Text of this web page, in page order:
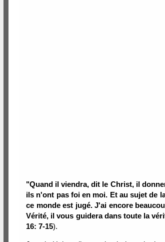
"Quand il viendra, dit le Christ, il
ils n'ont pas foi en moi. Et au sujet de
ce monde est jugé. J'ai encore
Vérité, il vous guidera dans toute la
16: 7-15).